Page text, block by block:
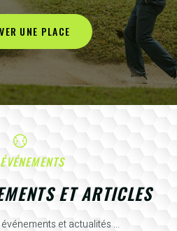
UNE PLACE
ET ARTICLES
et actualités ...